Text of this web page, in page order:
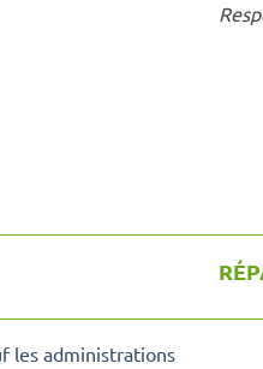
les administrations